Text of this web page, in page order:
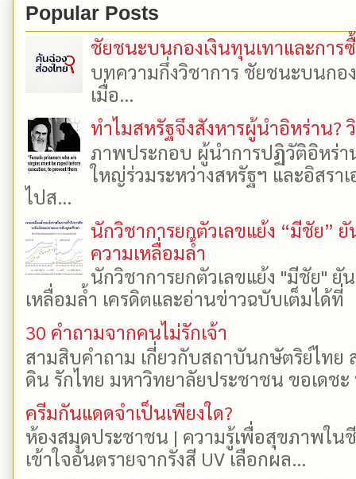
Popular Posts
ชัยชนะบนกองเงินทุนเทาและการ
บทความกึ่งวิชาการ ชัยชนะบนกอ
เมื่อ...
ทำไมสหรัฐจึงสังหารผู้นำอิหร่าน?
ภาพประกอบ ผู้นำการปฏิวัติอิหร่า
ใหญ่ร่วมระหว่างสหรัฐฯ และอิสรา
ไปส...
นักวิชาการยกตัวเลขแย้ง “มีชัย”
ความเหลื่อมล้ำ
นักวิชาการยกตัวเลขแย้ง "มีชัย"
เหลื่อมล้ำ เครดิตและอ่านข่าวฉบับเต็มได้
30 คำถามจากคนไม่รักเจ้า
สามสิบคำถาม เกี่ยวกับสถาบันกษัตริย์ไทย
ดิน รักไทย มหาวิทยาลัยประชาชน ขอเดช
ครีมกันแดดจำเป็นเพียงใด?
ห้องสมุดประชาชน | ความรู้เพื่อสุขภาพใน
เข้าใจอันตรายจากรังสี UV เลือกผล...